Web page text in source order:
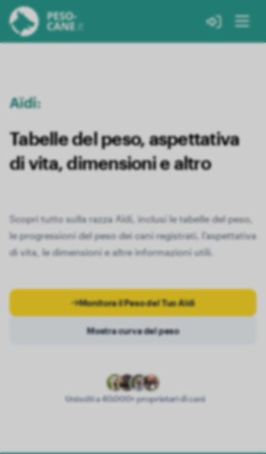
Aïdi:
Tabelle del peso, aspettativa
di vita, dimensioni e altro
Scopri tutto sulla razza Aïdi, inclusi le tabelle del peso,
le progressioni del peso dei cani registrati, l'aspettativa
di vita, le dimensioni e altre informazioni utili.
Monitora il Peso del Tuo Aïdi
Mostra curva del peso
Unisciti a 40.000+ proprietari di cani